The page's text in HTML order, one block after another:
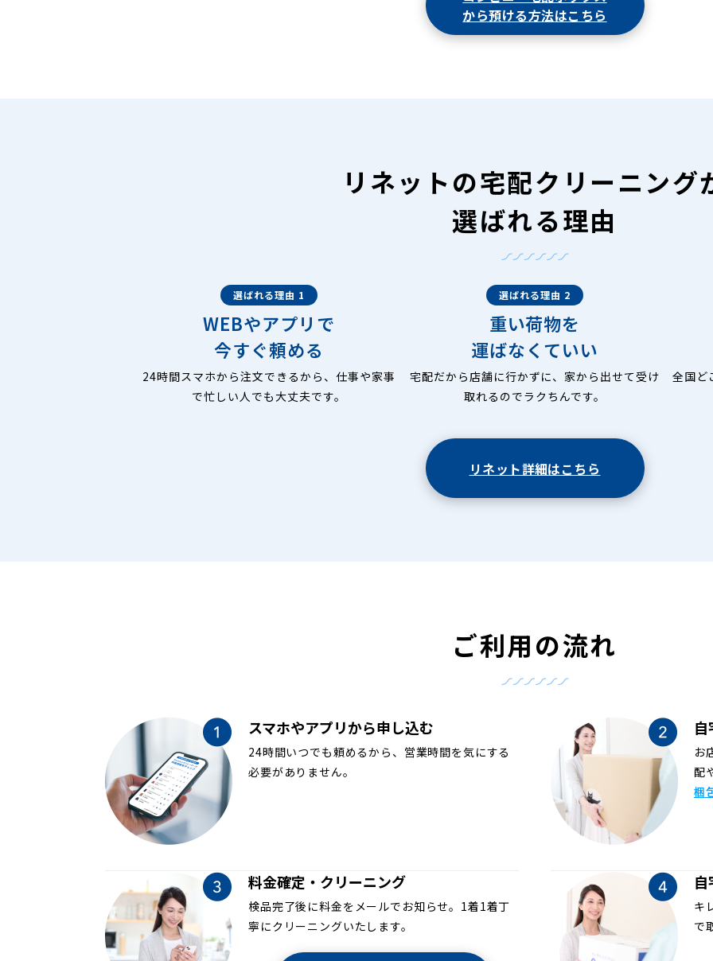
から預ける方法はこちら
リネットの宅配クリーニング
選ばれる理由
選ばれる理由 1
WEBやアプリで
今すぐ頼める
24時間スマホから注文できるから、仕事や家事
で忙しい人でも大丈夫です。
選ばれる理由 2
重い荷物を
運ばなくていい
宅配だから店舗に行かずに、家から出せて受け
取れるのでラクちんです。
全国ど
リネット詳細はこちら
ご利用の流れ
スマホやアプリから申し込む
24時間いつでも頼めるから、営業時間を気にする
必要がありません。
お
配
梱
料金確定・クリーニング
検品完了後に料金をメールでお知らせ。1着1着丁
寧にクリーニングいたします。
キ
で